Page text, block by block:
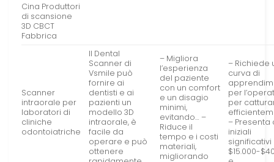
Cina Produttori
di scansione
3D CBCT
Fabbrica
Scanner
intraorale per
laboratori di
cliniche
odontoiatriche
Il Dental
Scanner di
Vsmile può
fornire ai
dentisti e ai
pazienti un
modello 3D
intraorale, è
facile da
operare e può
ottenere
– Migliora
l’esperienza
del paziente
con un comfort
e un disagio
minimi,
evitando… –
Riduce il
tempo e i costi
materiali,
migliorando
– Richiede
curva di
per
per
– Presenta
iniziali
significativi
$15.000-